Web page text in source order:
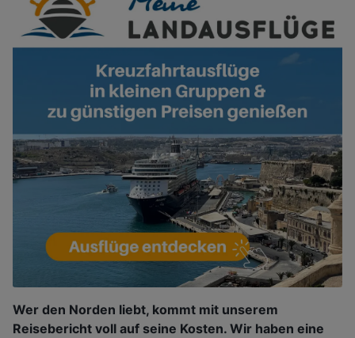
Wer den Norden liebt, kommt mit unserem
Reisebericht voll auf seine Kosten. Wir haben eine